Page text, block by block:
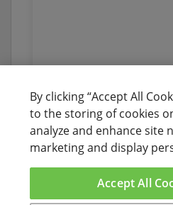
By clicking “Accept All
to the storing of cookies
analyze and enhance site
marketing and display
Accept All